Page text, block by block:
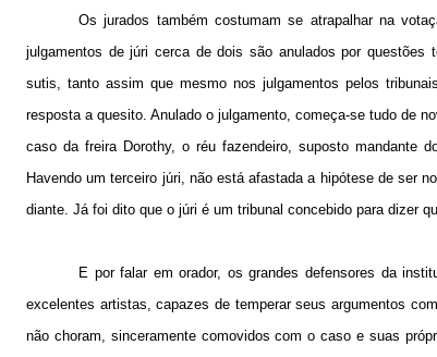
Os jurados também costumam se atrapalhar na
julgamentos de júri cerca de dois são anulados por
sutis, tanto assim que mesmo nos julgamentos pelos
resposta a quesito. Anulado o julgamento, começa-se tudo de
caso da freira Dorothy, o réu fazendeiro, suposto mandante
Havendo um terceiro júri, não está afastada a hipótese de ser
diante. Já foi dito que o júri é um tribunal concebido para dizer
E por falar em orador, os grandes defensores da
excelentes artistas, capazes de temperar seus argumentos
não choram, sinceramente comovidos com o caso e suas